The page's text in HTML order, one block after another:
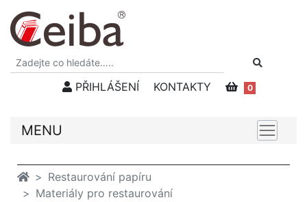
PŘIHLÁŠENÍ KONTAKTY 0
MENU
Restaurování papíru
Materiály pro restaurování